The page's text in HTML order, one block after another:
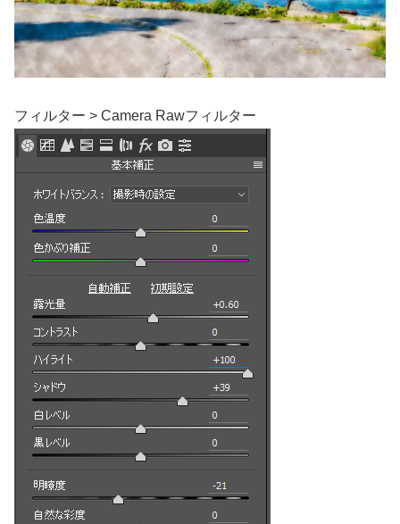
フィルター > Camera Rawフィルター